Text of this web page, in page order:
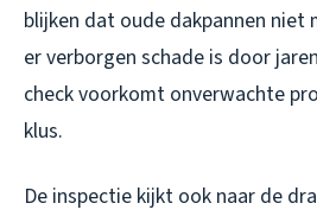
blijken dat oude dakpannen niet
er verborgen schade is door
check voorkomt onverwachte
klus.
De inspectie kijkt ook naar de